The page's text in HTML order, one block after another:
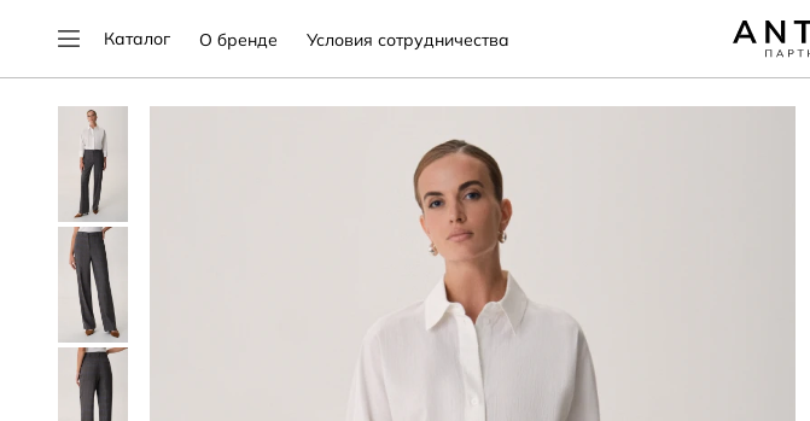
Каталог О бренде Условия сотрудничества